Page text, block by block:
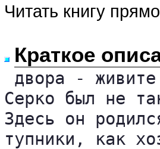
Читать книгу
Краткое
двора -
Серко был не
Здесь он
тупники, как